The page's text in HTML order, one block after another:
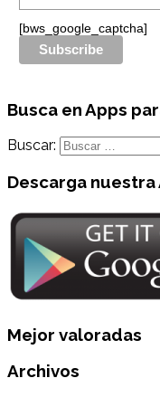
[bws_google_captcha]
Busca en Apps
Buscar:
Descarga
Mejor valoradas
Archivos